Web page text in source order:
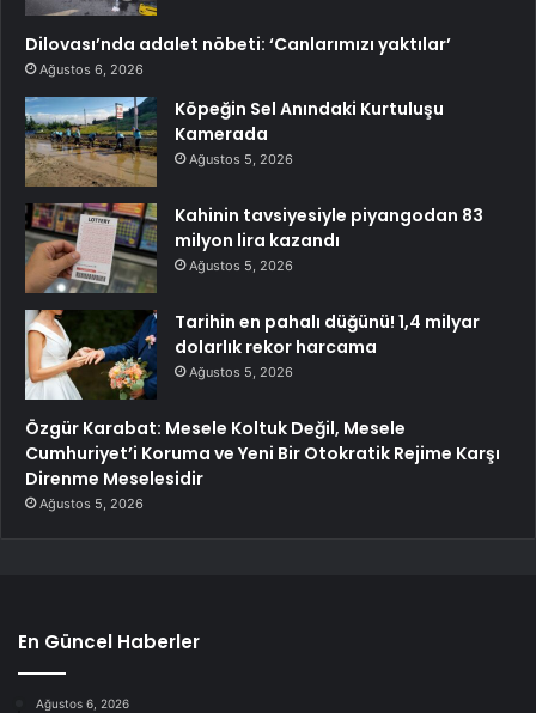
Dilovası’nda adalet nöbeti: ‘Canlarımızı yaktılar’
Ağustos 6, 2026
Köpeğin Sel Anındaki Kurtuluşu
Kamerada
Ağustos 5, 2026
Kahinin tavsiyesiyle piyangodan 83
milyon lira kazandı
Ağustos 5, 2026
Tarihin en pahalı düğünü! 1,4 milyar
dolarlık rekor harcama
Ağustos 5, 2026
Özgür Karabat: Mesele Koltuk Değil, Mesele
Cumhuriyet’i Koruma ve Yeni Bir Otokratik Rejime Karşı
Direnme Meselesidir
Ağustos 5, 2026
En Güncel Haberler
Ağustos 6, 2026